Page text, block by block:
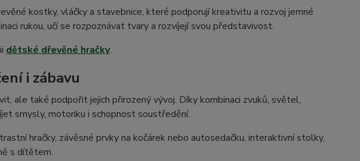
kostky, vláčky a stavebnice, které podporují kreativitu a rozvoj jemné
rukou, učí se rozpoznávat tvary a rozvíjejí svou představivost.
dětské dřevěné hračky.
i zábavu
ale také podpořit jejich přirozený vývoj. Díky kombinaci zvuků, světel,
smysly, motoriku i schopnost soustředění.
hračky, závěsné prvky na kočárek nebo autosedačku, interaktivní stolky,
s dítětem.